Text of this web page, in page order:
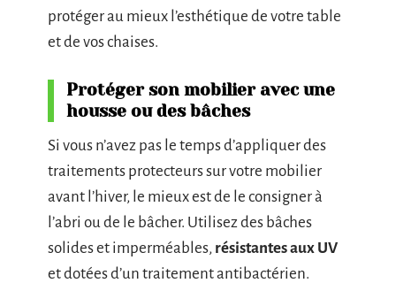
protéger au mieux l’esthétique de votre table
et de vos chaises.
Protéger son mobilier avec une
housse ou des bâches
Si vous n’avez pas le temps d’appliquer des
traitements protecteurs sur votre mobilier
avant l’hiver, le mieux est de le consigner à
l’abri ou de le bâcher. Utilisez des bâches
solides et imperméables, résistantes aux UV
et dotées d’un traitement antibactérien.